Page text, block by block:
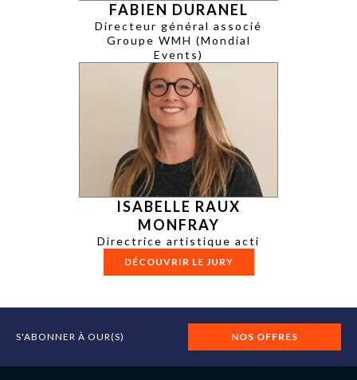
FABIEN DURANEL
Directeur général associé
Groupe WMH (Mondial
Events)
ISABELLE RAUX
MONFRAY
Directrice artistique acti
DÉCOUVRIR LE JURY
S'ABONNER À OUR(S) NOS OFFRES